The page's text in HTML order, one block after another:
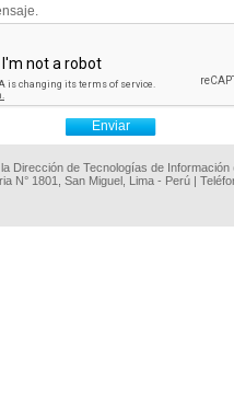
Dirección de Tecnologías de
N° 1801, San Miguel, Lima - Perú |